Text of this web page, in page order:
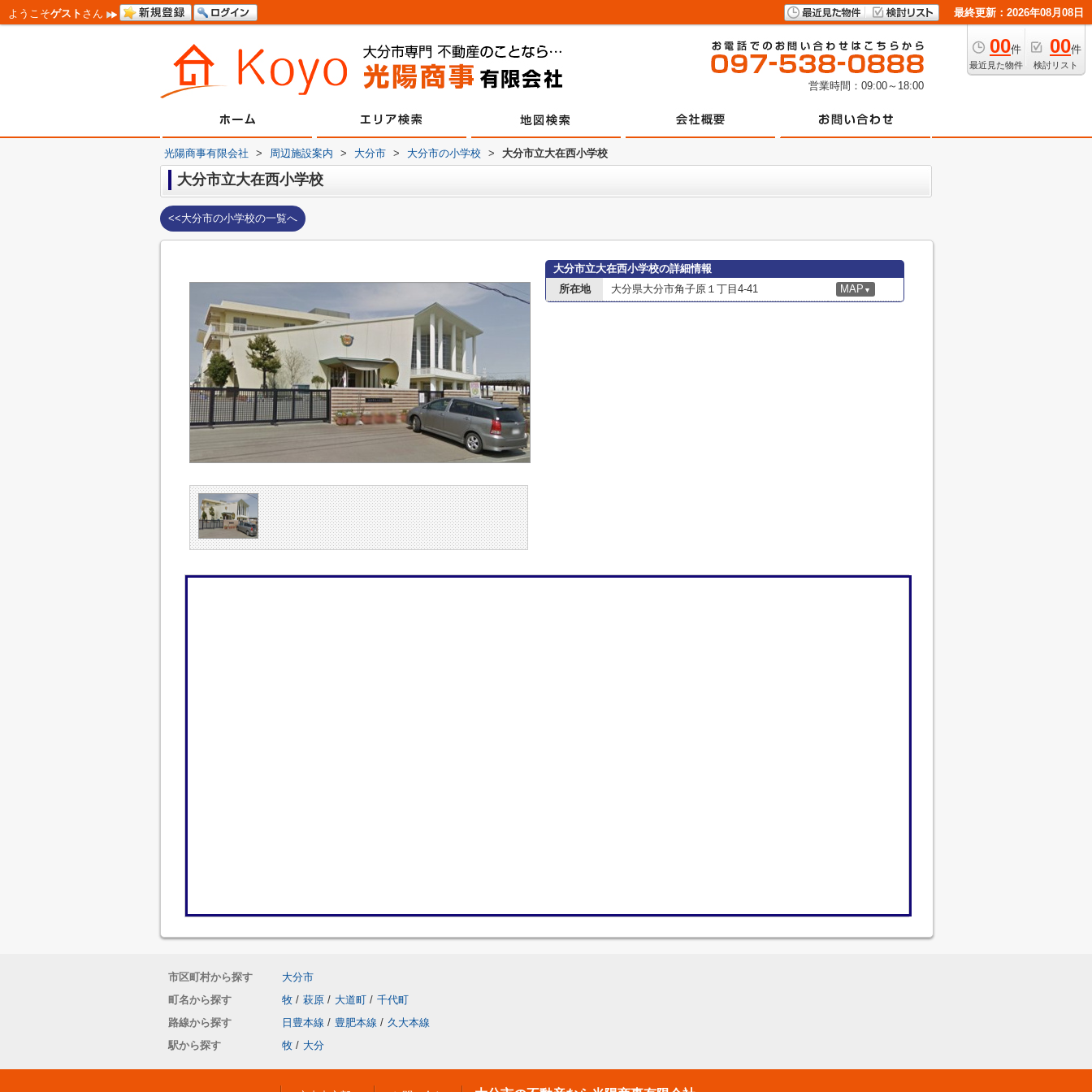
ようこそゲスト さん 最終更新：2026年08月08日
00件
最近見た物件
00件
検討リスト
営業時間：09:00～18:00
光陽商事有限会社 > 周辺施設案内 > 大分市 > 大分市の小学校 > 大分市立大在西小学校
大分市立大在西小学校
<<大分市の小学校の一覧へ
大分市立大在西小学校の詳細情報
所在地
大分県大分市角子原１丁目4-41 MAP ▼
市区町村から探す
大分市
町名から探す
牧 / 萩原 / 大道町 / 千代町
路線から探す
日豊本線 / 豊肥本線 / 久大本線
駅から探す
牧 / 大分